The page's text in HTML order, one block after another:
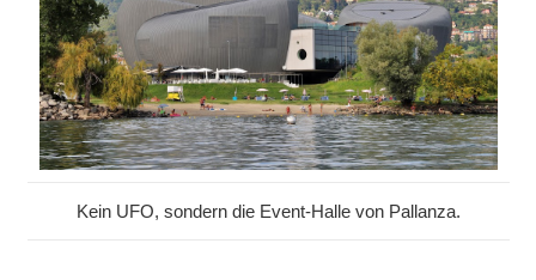
Kein UFO, sondern die Event-Halle von Pallanza.